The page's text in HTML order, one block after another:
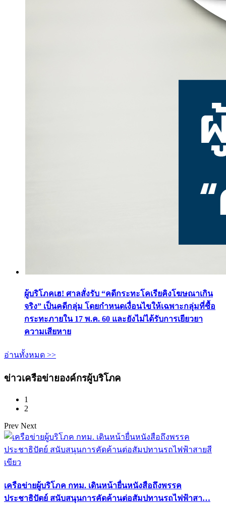
ผู้บริโภคเฮ! ศาลสั่งรับ “คดีกระทะโคเรียคิงโฆษณาเกิน
จริง” เป็นคดีกลุ่ม โดยกำหนดเงื่อนไขให้เฉพาะกลุ่มที่ซื้อ
กระทะภายใน 17 พ.ค. 60 และยังไม่ได้รับการเยียวยา
ความเสียหาย
อ่านทั้งหมด >>
ข่าวเครือข่ายองค์กรผู้บริโภค
1
2
Prev Next
เครือข่ายผู้บริโภค กทม. เดินหน้ายื่นหนังสือถึงพรรค
ประชาธิปัตย์ สนับสนุนการคัดค้านต่อสัมปทานรถไฟฟ้าสา…